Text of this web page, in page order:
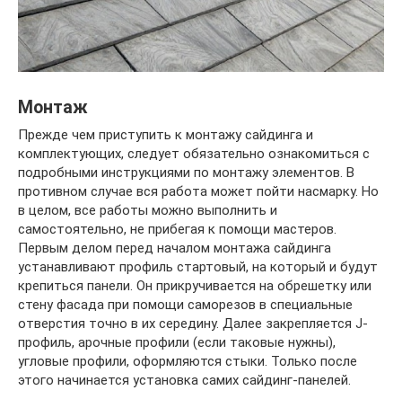
Монтаж
Прежде чем приступить к монтажу сайдинга и
комплектующих, следует обязательно ознакомиться с
подробными инструкциями по монтажу элементов. В
противном случае вся работа может пойти насмарку. Но
в целом, все работы можно выполнить и
самостоятельно, не прибегая к помощи мастеров.
Первым делом перед началом монтажа сайдинга
устанавливают профиль стартовый, на который и будут
крепиться панели. Он прикручивается на обрешетку или
стену фасада при помощи саморезов в специальные
отверстия точно в их середину. Далее закрепляется J-
профиль, арочные профили (если таковые нужны),
угловые профили, оформляются стыки. Только после
этого начинается установка самих сайдинг-панелей.